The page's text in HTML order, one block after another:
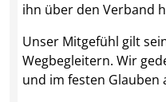
ihn über den Verband
Unser Mitgefühl gilt
Wegbegleitern. Wir
und im festen Glauben